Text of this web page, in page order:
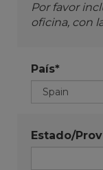
Por favor
oficina, con
País*
Estado/